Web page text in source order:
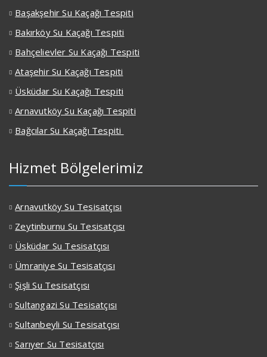
Başakşehir Su Kaçağı Tespiti
Bakırköy Su Kaçağı Tespiti
Bahçelievler Su Kaçağı Tespiti
Ataşehir Su Kaçağı Tespiti
Üsküdar Su Kaçağı Tespiti
Arnavutköy Su Kaçağı Tespiti
Bağcılar Su Kaçağı Tespiti
Hizmet Bölgelerimiz
Arnavutköy Su Tesisatçısı
Zeytinburnu Su Tesisatçısı
Üsküdar Su Tesisatçısı
Ümraniye Su Tesisatçısı
Şişli Su Tesisatçısı
Sultangazi Su Tesisatçısı
Sultanbeyli Su Tesisatçısı
Sarıyer Su Tesisatçısı